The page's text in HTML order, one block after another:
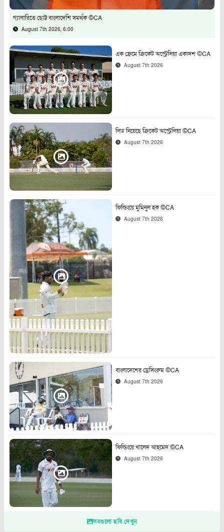
গ্যালারিতে ছোট্ট বাংলাদেশি সমর্থক ©CA
August 7th 2026, 6:00
এক ফ্রেমে ক্রিকেট অস্ট্রেলিয়া একাদশ ©CA
August 7th 2026
লিড নিয়েছে ক্রিকেট অস্ট্রেলিয়া ©CA
August 7th 2026
ফিল্ডিংয়ে মুমিনুল হক ©CA
August 7th 2026
বাংলাদেশের ড্রেসিংরুম ©CA
August 7th 2026
ফিল্ডিংয়ে খালেদ আহমেদ ©CA
August 7th 2026
সবগুলো ছবি দেখুন